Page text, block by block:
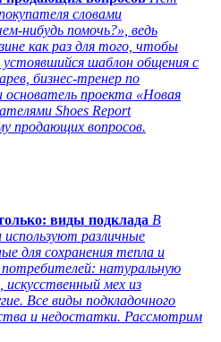
словами
нибудь помочь?», ведь
как раз для того, чтобы
шаблон общения с
бизнес-тренер по
проекта «Новая
Shoes Report
продающих вопросов.
виды подклада В
используют различные
для сохранения тепла и
натуральную
искусственный мех из
Все виды подкладочного
и недостатки. Рассмотрим